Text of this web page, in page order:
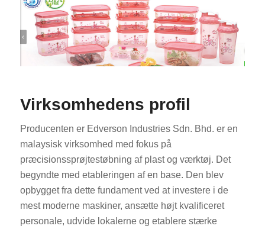
Virksomhedens profil
Producenten er Edverson Industries Sdn. Bhd. er en
malaysisk virksomhed med fokus på
præcisionssprøjtestøbning af plast og værktøj. Det
begyndte med etableringen af en base. Den blev
opbygget fra dette fundament ved at investere i de
mest moderne maskiner, ansætte højt kvalificeret
personale, udvide lokalerne og etablere stærke